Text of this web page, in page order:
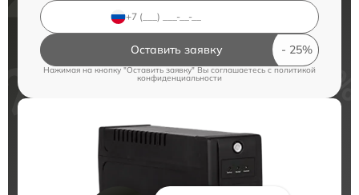
Оставить заявку
Нажимая на кнопку "Оставить заявку" Вы соглашаетесь cполитикой
конфиденциальности